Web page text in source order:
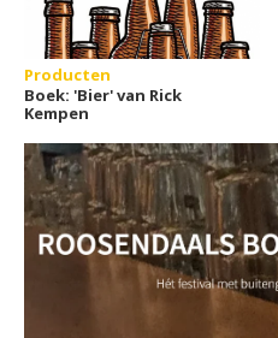
Producten
Boek: 'Bier' van Rick
Kempen